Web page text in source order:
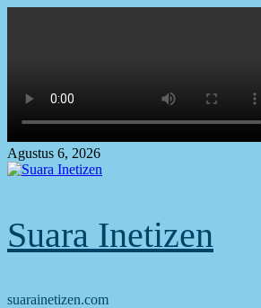
Agustus 6, 2026
Suara Inetizen
suarainetizen.com